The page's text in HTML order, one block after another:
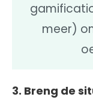
meer)
3. Breng de